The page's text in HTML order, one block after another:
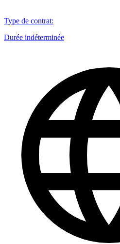
Type de contrat:
Durée indéterminée